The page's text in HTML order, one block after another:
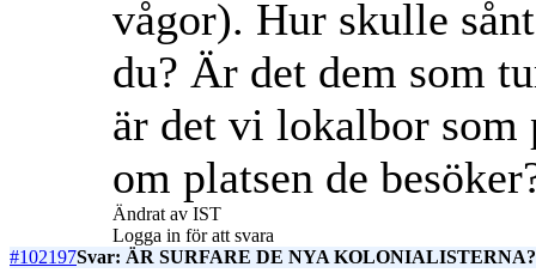
vågor). Hur skulle
du? Är det dem som
är det vi lokalbor som
om platsen de
Ändrat av IST
Logga in för att svara
#102197Svar: ÄR SURFARE DE NYA KOLONIALISTERNA?